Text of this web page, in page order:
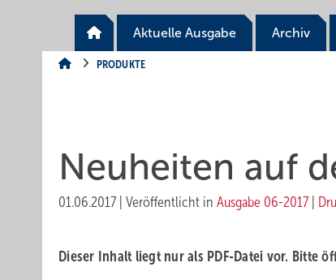
Aktuelle Ausgabe Archiv
PRODUKTE
Neuheiten auf
01.06.2017 Veröffentlicht in Ausgabe 06-2017
Dieser Inhalt liegt nur als PDF-Datei vor. Bitte